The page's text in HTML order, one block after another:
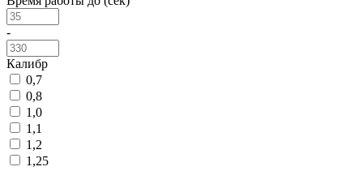
-
Калибр
0,7
0,8
1,0
1,1
1,2
1,25